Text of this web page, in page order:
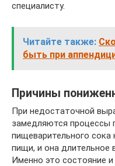
специалисту.
Читайте также:
быть при
Причины
При недостаточной
замедляются процессы
пищеварительного сока
пищи, и она длительное
Именно это состояние